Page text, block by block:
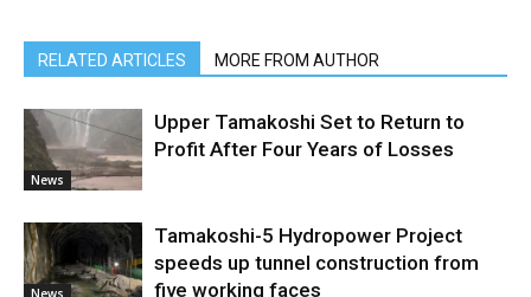
RELATED ARTICLES MORE FROM AUTHOR
News
Upper Tamakoshi Set to Return to
Profit After Four Years of Losses
News
Tamakoshi-5 Hydropower Project
speeds up tunnel construction from
five working faces